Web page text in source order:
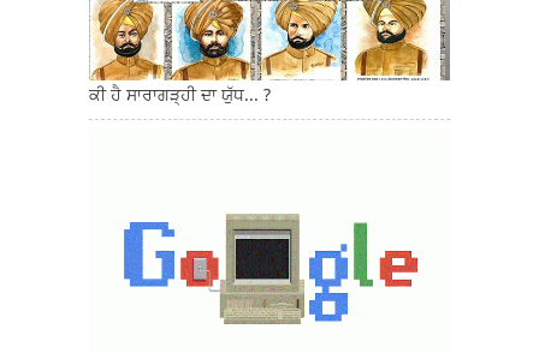
ਕੀ ਹੈ ਸਾਰਾਗੜ੍ਹੀ ਦਾ ਯੁੱਧ... ?